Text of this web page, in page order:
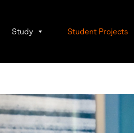
Study Student Projects